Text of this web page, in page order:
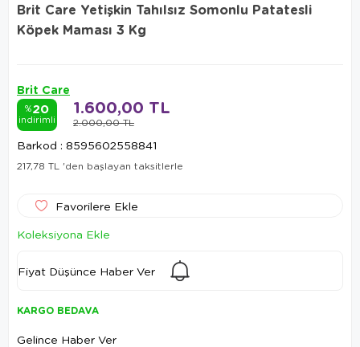
Brit Care Yetişkin Tahılsız Somonlu Patatesli
Köpek Maması 3 Kg
Brit Care
%20
indirimli 2.000,00 TL
1.600,00 TL
Barkod : 8595602558841
217,78 TL 'den başlayan taksitlerle
Favorilere Ekle
Koleksiyona Ekle
Fiyat Düşünce Haber Ver
KARGO BEDAVA
Gelince Haber Ver